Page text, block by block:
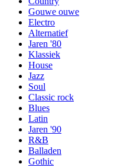
Gouwe ouwe
Electro
Alternatief
Jaren '80
Klassiek
House
Jazz
Soul
Classic rock
Blues
Latin
Jaren '90
R&B
Balladen
Gothic